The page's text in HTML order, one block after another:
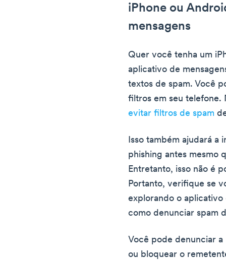
iPhone ou
mensagens
Quer você tenha um
aplicativo de
textos de spam. Você
filtros em seu telefone.
evitar filtros de spam
Isso também ajudará a
phishing antes mesmo
Entretanto, isso não é
Portanto, verifique se
explorando o aplicativo
como denunciar spam
Você pode denunciar
ou bloquear o